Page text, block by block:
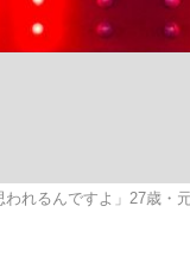
われるんですよ」27歳